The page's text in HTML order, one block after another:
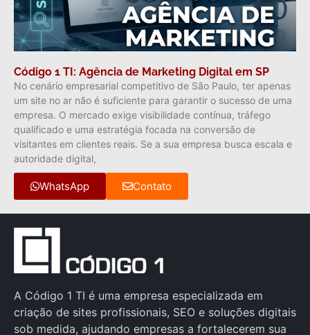
Código 1 TI: Agência de Marketing Digital em SP
No cenário empresarial competitivo de São Paulo, ter apenas
um site no ar não é suficiente para garantir o sucesso de uma
empresa. O mercado exige visibilidade contínua, tráfego
qualificado e uma estratégia focada na conversão de
visitantes em clientes reais. Se a sua empresa busca escala e
autoridade digital,
WhatsApp Contato
A Código 1 TI é uma empresa especializada em
criação de sites profissionais, SEO e soluções digitais
sob medida, ajudando empresas a fortalecerem sua